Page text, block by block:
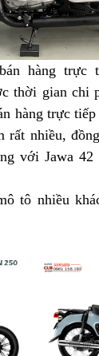
hàng trực
thời gian phụ
tùng
chi
hàng trực tiếp
rất nhiều, có
nên
báo
với Jawa 42
tô Thái
nhiều